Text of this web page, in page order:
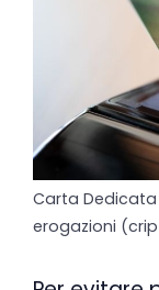
Carta Dedicata
erogazioni